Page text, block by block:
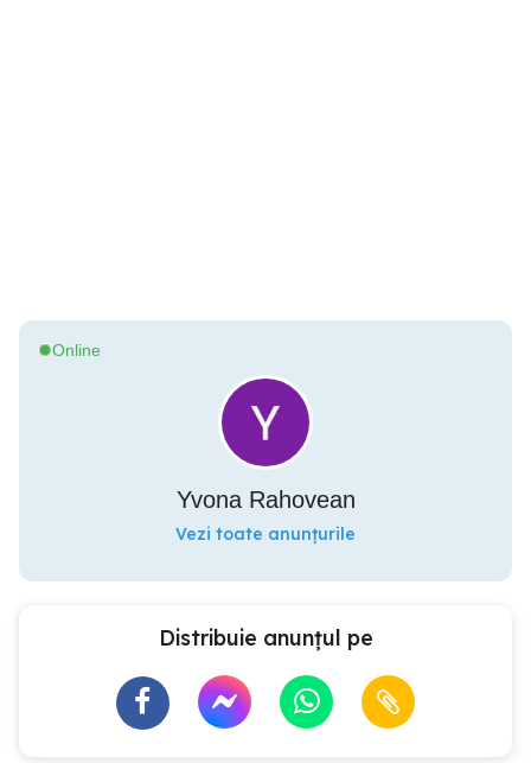
Online
Yvona Rahovean
Vezi toate anunțurile
Distribuie anunțul pe